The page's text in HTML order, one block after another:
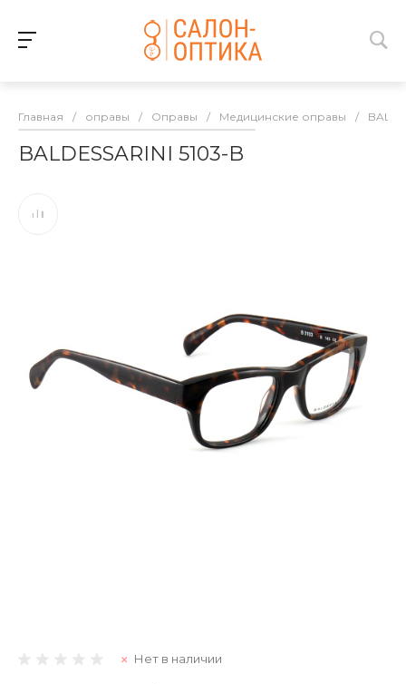
Главная / оправы / Оправы / Медицинские оправы /
BALDESSARINI 5103-B
Нет в наличии